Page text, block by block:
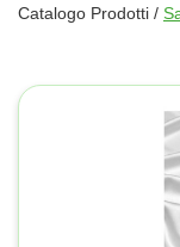
Catalogo Prodotti /